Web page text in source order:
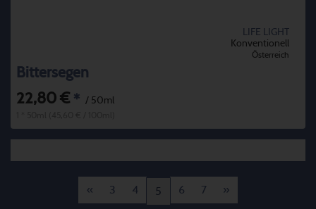
LIFE LIGHT
Konventionell
Österreich
Bittersegen
22,80 € * / 50ml
« 3 4 5 6 7 »